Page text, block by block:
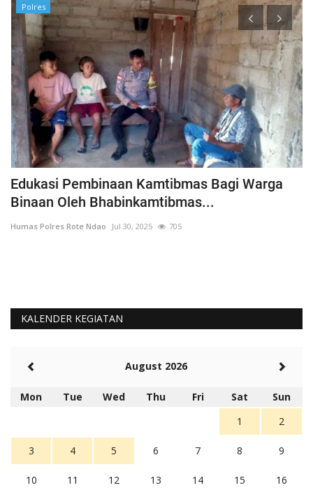
Polres
Edukasi Pembinaan Kamtibmas Bagi Warga
Binaan Oleh Bhabinkamtibmas...
Humas Polres Rote Ndao Jul 30, 2025 705
KALENDER KEGIATAN
August 2026
Mon Tue Wed Thu Fri Sat
Sun
1
2
3 4 5 6 7 8 9
10 11 12 13 14 15 16